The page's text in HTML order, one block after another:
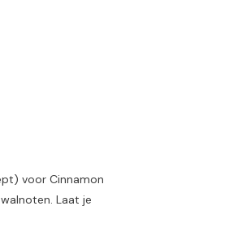
voor Cinnamon
Laat je